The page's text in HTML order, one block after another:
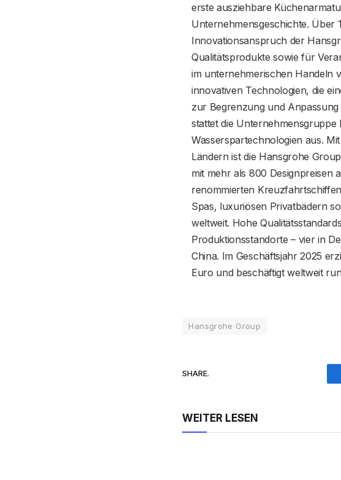
erste ausziehbare
Unternehmensgeschichte. Über
Innovationsanspruch der
Qualitätsprodukte sowie für
im unternehmerischen Handeln
innovativen Technologien, die
zur Begrenzung und Anpassung
stattet die
Wasserspartechnologien aus.
Ländern ist die Hansgrohe
mit mehr als 800 Designpreisen
renommierten
Spas, luxuriösen Privatbädern
weltweit. Hohe
Produktionsstandorte – vier in
China. Im Geschäftsjahr 2025
Euro und beschäftigt weltweit
Hansgrohe Group
SHARE.
WEITER LESEN